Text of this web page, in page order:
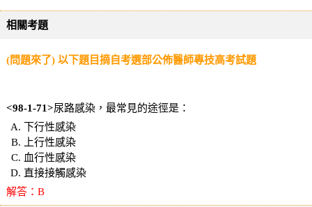
相關考題
(問題來了) 以下題目摘自考選部公佈醫師專技高考試題
<98-1-71>尿路感染，最常見的途徑是：
下行性感染
上行性感染
血行性感染
直接接觸感染
解答：B